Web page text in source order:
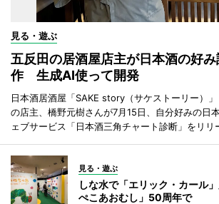
見る・遊ぶ
五反田の居酒屋店主が日本酒の好
作 生成AI使って開発
日本酒居酒屋「SAKE story（サケストーリー）」
の店主、橋野元樹さんが7月15日、自分好みの日
ェブサービス「日本酒三角チャート診断」をリリ
見る・遊ぶ
しな水で「エリック・カール
ぺこあおむし」50周年で